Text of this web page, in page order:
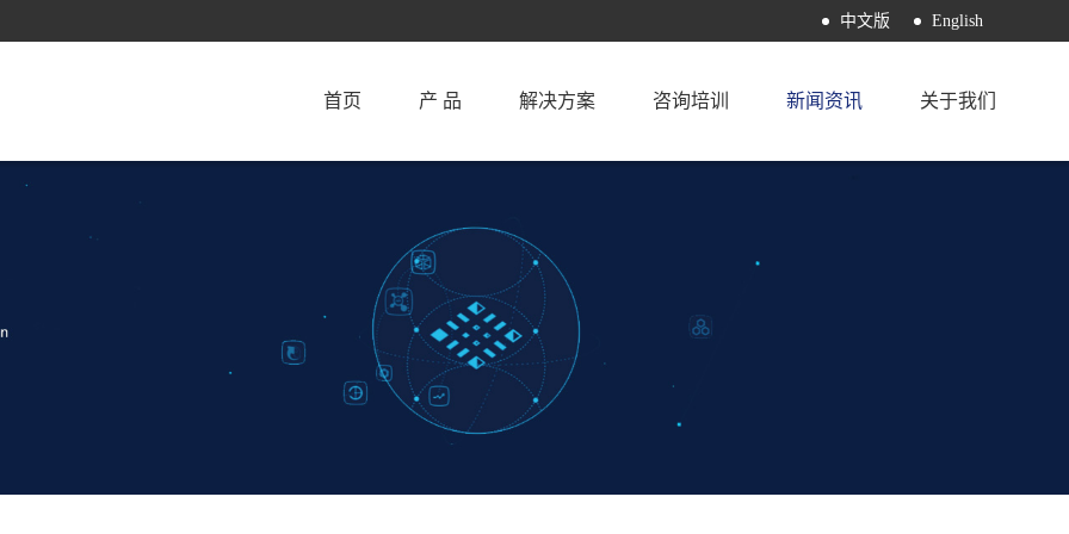
中文版 English
首页 产 品 解决方案 咨询培训 新闻资讯 关于我们